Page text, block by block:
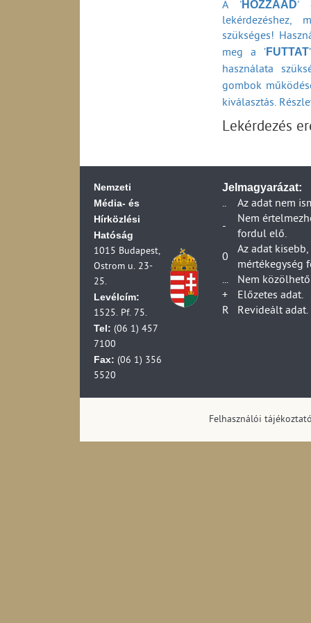
A 'HOZZÁAD'
lekérdezéshez,
szükséges!
meg a ’FUTTAT
használata
gombok
kiválasztás.
Lekérdezés
Nemzeti
Média- és
Hírközlési
Hatóság
1015 Budapest,
Ostrom u. 23-
25.
Levélcím:
1525. Pf. 75.
Tel: (06 1) 457
7100
Fax: (06 1) 356
5520
Jelmagyarázat:
..
Az adat nem
-
Nem
fordul elő.
0
Az adat
mértékegység
...
Nem
+
Előzetes adat.
R
Revideált adat.
Felhasználói